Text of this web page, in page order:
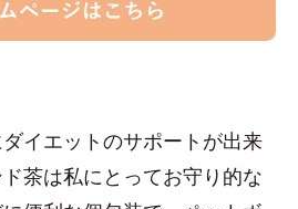
イエットのサポートが出来
茶は私にとってお守り的な